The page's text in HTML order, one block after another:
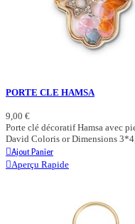
PORTE CLE HAMSA
9,00 €
Porte clé décoratif Hamsa avec
David Coloris or Dimensions
Ajout Panier
Aperçu Rapide